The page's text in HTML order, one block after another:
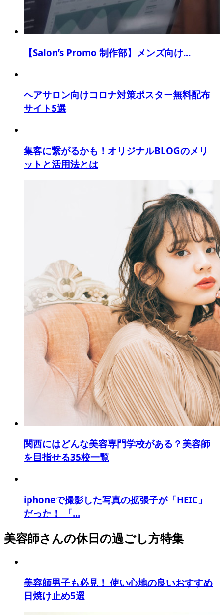
【Salon’s Promo 制作部】メンズ向け...
ヘアサロン向けコロナ対策ポスター無料配布
サイト5選
集客に繋がるかも！オリジナルBLOGのメリ
ットと活用法とは
関西にはどんな美容専門学校がある？美容師
を目指せる35校一覧
iphoneで撮影した写真の拡張子が「HEIC」
だった！ 「...
美容師さんの休日の過ごし方特集
美容師男子も必見！ 使い心地の良いおすすめ
日焼け止め5選